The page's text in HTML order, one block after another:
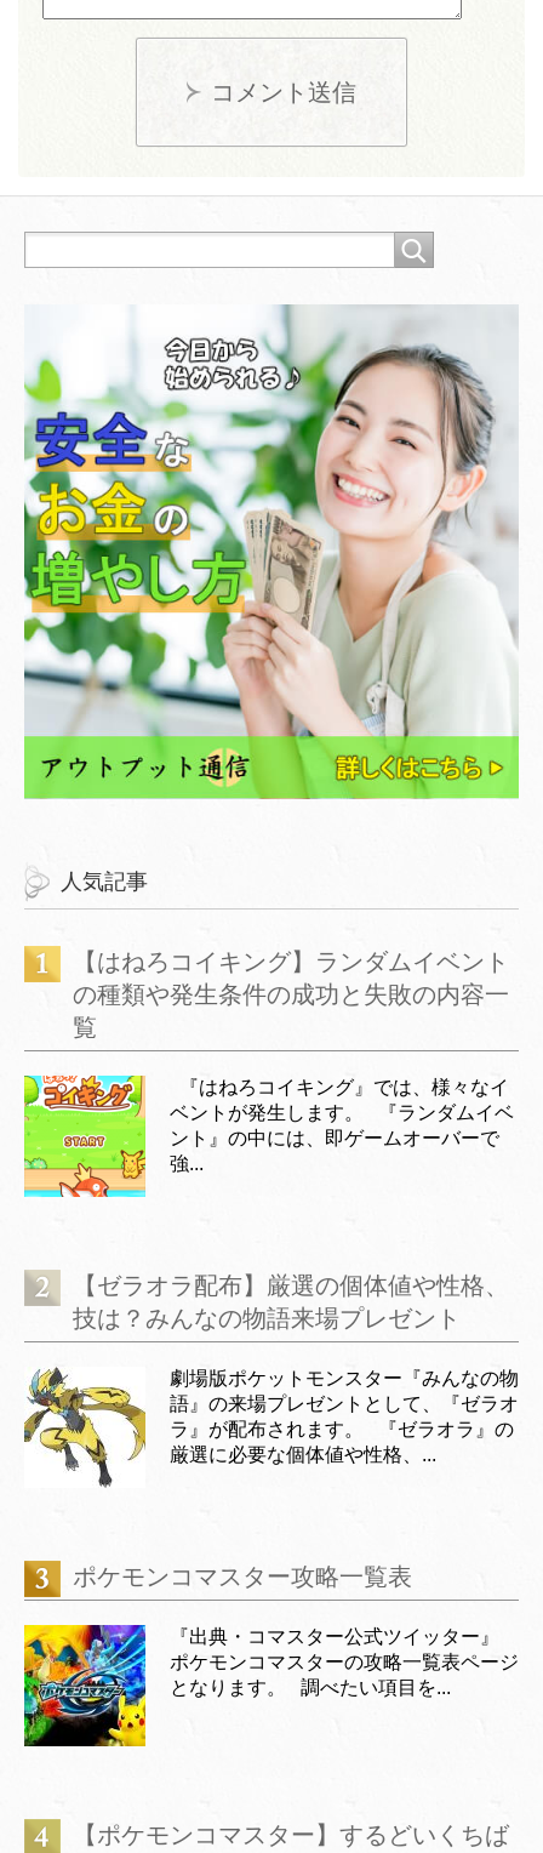
コメント送信
人気記事
【はねろコイキング】ランダムイベント
の種類や発生条件の成功と失敗の内容一
覧
『はねろコイキング』では、様々なイ
ベントが発生します。 『ランダムイベ
ント』の中には、即ゲームオーバーで
強...
【ゼラオラ配布】厳選の個体値や性格、
技は？みんなの物語来場プレゼント
劇場版ポケットモンスター『みんなの物
語』の来場プレゼントとして、『ゼラオ
ラ』が配布されます。 『ゼラオラ』の
厳選に必要な個体値や性格、...
ポケモンコマスター攻略一覧表
『出典・コマスター公式ツイッター』
ポケモンコマスターの攻略一覧表ページ
となります。 調べたい項目を...
【ポケモンコマスター】するどいくちば